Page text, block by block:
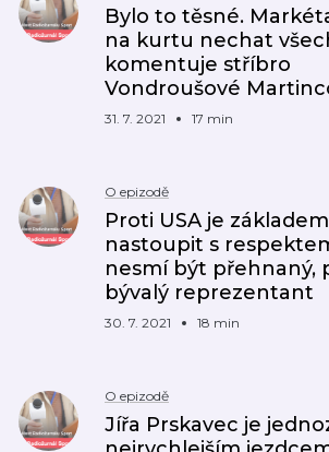
Bylo to těsné.
na kurtu nechat
komentuje stříbro
Vondroušové
31. 7. 2021 17 min
O epizodě
Proti USA je základem
nastoupit s
nesmí být přehnaný,
bývalý reprezentant
30. 7. 2021 18 min
O epizodě
Jířa Prskavec je